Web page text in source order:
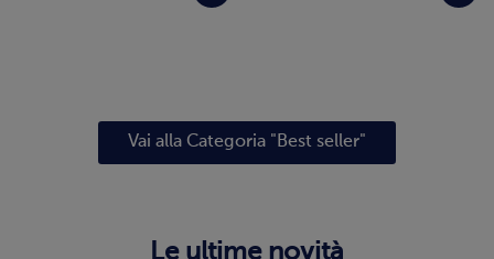
Vai alla Categoria "Best seller"
Le ultime novità